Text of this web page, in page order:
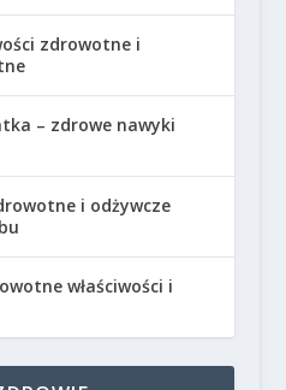
zdrowotne i
– zdrowe nawyki
i odżywcze
właściwości i